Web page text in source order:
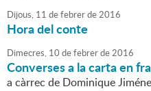
Dijous, 11 defebrerde2016
Hora del conte
Dimecres, 10 defebrerde2016
Converses a la carta en
a càrrec de Dominique